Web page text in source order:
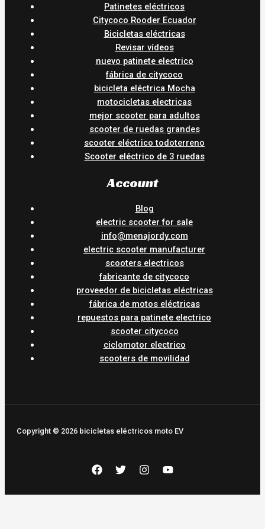
Patinetes eléctricos
Citycoco Rooder Ecuador
Bicicletas eléctricas
Revisar vídeos
nuevo patinete electrico
fábrica de citycoco
bicicleta eléctrica Mocha
motocicletas electricas
mejor scooter para adultos
scooter de ruedas grandes
scooter eléctrico todoterreno
Scooter eléctrico de 3 ruedas
Account
Blog
electric scooter for sale
info@menajordy.com
electric scooter manufacturer
scooters electricos
fabricante de citycoco
proveedor de bicicletas eléctricas
fábrica de motos eléctricas
repuestos para patinete electrico
scooter citycoco
ciclomotor electrico
scooters de movilidad
Copyright © 2026 bicicletas eléctricos moto EV